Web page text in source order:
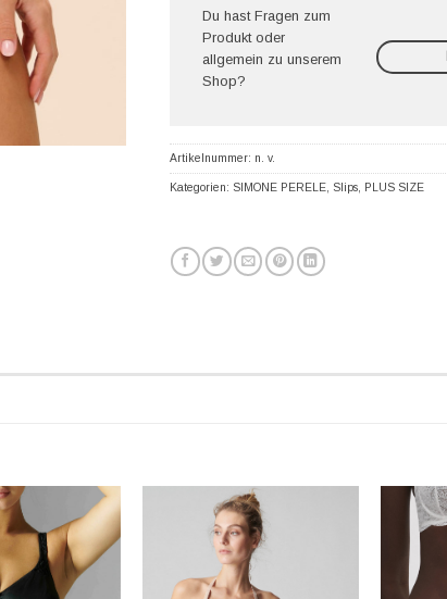
Du hast Fragen zum
Produkt oder
allgemein zu unserem
Shop?
Artikelnummer: n. v.
Kategorien: SIMONE PERELE, Slips, PLUS SIZE